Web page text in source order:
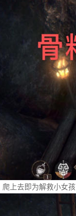
上去即为解救小女